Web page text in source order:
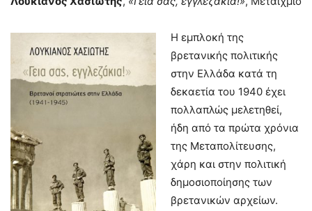
Η εμπλοκή της
βρετανικής πολιτικής
στην Ελλάδα κατά τη
δεκαετία του 1940 έχει
πολλαπλώς μελετηθεί,
ήδη από τα πρώτα χρόνια
της Μεταπολίτευσης,
χάρη και στην πολιτική
δημοσιοποίησης των
βρετανικών αρχείων.